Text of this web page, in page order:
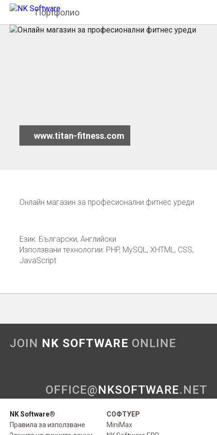
Портфолио
www.titan-fitness.com
Онлайн магазин за професионални фитнес уреди
Език: Български, Английски
Използвани технологии: PHP, MySQL, XHTML, CSS,
JavaScript
JOIN NK SOFTWARE ONLINE
OFFICE@NKSOFTWARE.NET
NK Software®
Правила за използване
СОФТУЕР
MiniMax